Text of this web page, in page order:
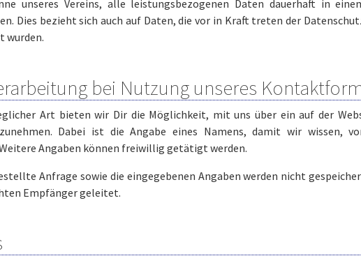
unseres Vereins, alle leistungsbezogenen Daten dauerhaft in
Dies bezieht sich auch auf Daten, die vor in Kraft treten der
wurden.
bei Nutzung unseres
Art bieten wir Dir die Möglichkeit, mit uns über ein auf der
Dabei ist die Angabe eines Namens, damit wir wissen,
Angaben können freiwillig getätigt werden.
Anfrage sowie die eingegebenen Angaben werden nicht
Empfänger geleitet.